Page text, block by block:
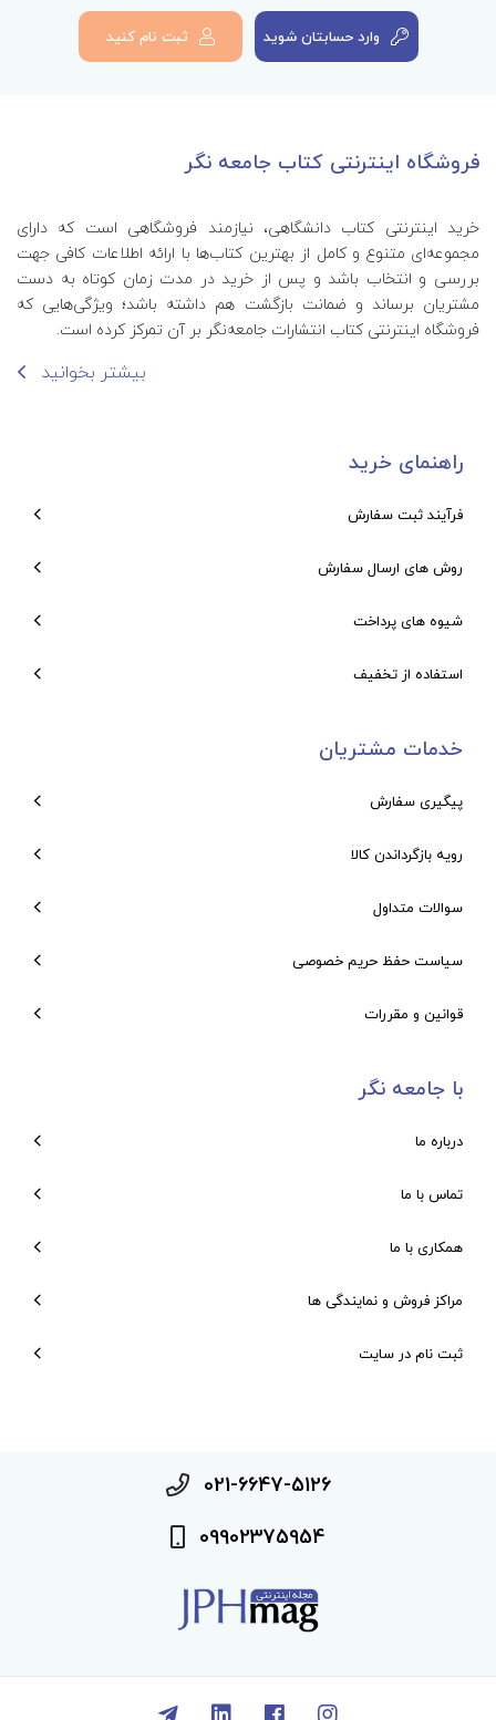
وارد حسابتان شوید ثبت نام کنید
فروشگاه اینترنتی کتاب جامعه نگر
خرید اینترنتی کتاب‌ دانشگاهی، نیازمند فروشگاهی است که دارای
مجموعه‌ای متنوع و کامل از بهترین کتاب‌ها با ارائه اطلاعات کافی جهت
بررسی و انتخاب باشد و پس از خرید در مدت زمان کوتاه به دست
مشتریان برساند و ضمانت بازگشت هم داشته باشد؛ ویژگی‌هایی که
فروشگاه اینترنتی کتاب انتشارات جامعه‌نگر بر آن تمرکز کرده است.
بیشتر بخوانید
راهنمای خرید
فرآیند ثبت سفارش
روش های ارسال سفارش
شیوه های پرداخت
استفاده از تخفیف
خدمات مشتریان
پیگیری سفارش
رویه بازگرداندن کالا
سوالات متداول
سیاست حفظ حریم خصوصی
قوانین و مقررات
با جامعه نگر
درباره ما
تماس با ما
همکاری با ما
مراکز فروش و نمایندگی ها
ثبت نام در سایت
021-6647-5126
09902375954